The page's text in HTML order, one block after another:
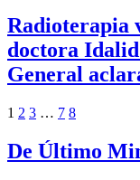
Radioterapia
doctora
General
1 2 3 … 7 8
De Último